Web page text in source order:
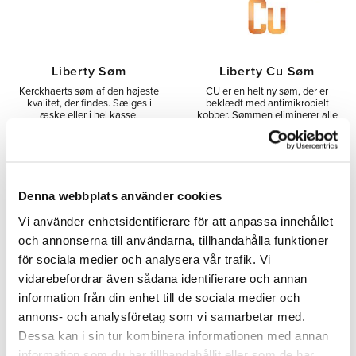
Denna webbplats använder cookies
Vi använder enhetsidentifierare för att anpassa innehållet
och annonserna till användarna, tillhandahålla funktioner
för sociala medier och analysera vår trafik. Vi
vidarebefordrar även sådana identifierare och annan
information från din enhet till de sociala medier och
annons- och analysföretag som vi samarbetar med.
Dessa kan i sin tur kombinera informationen med annan
Liberty Søm
Kerckhaerts søm af den højeste
kvalitet, der findes. Sælges i
æske eller i hel kasse.
Tilføj til ønskeliste
Liberty Cu Søm
CU er en helt ny søm, der er
beklædt med antimikrobielt
kobber. Sømmen eliminerer alle
mikroorganismer, der kommer ind
i hovvæggen gennem
sømhullerne.
MÄNGD-
RABATT
MÄNGD-
RABATT